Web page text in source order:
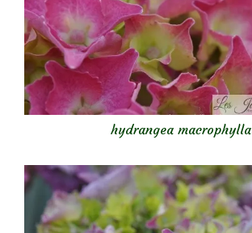
hydrangea macrophylla